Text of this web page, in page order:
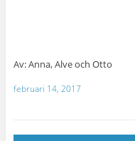
Av: Anna, Alve och Otto
februari 14, 2017